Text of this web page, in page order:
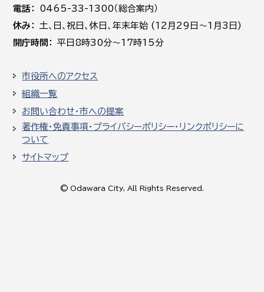
電話
0465-33-1300（総合案内）
休み
土､日､祝日、休日、年末年始 (12月29日～1月3日)
開庁時間
平日8時30分～17時15分
市役所へのアクセス
組織一覧
お問い合わせ・市への提案
著作権・免責事項・プライバシーポリシー・リンクポリシーに
ついて
サイトマップ
© Odawara City, All Rights Reserved.